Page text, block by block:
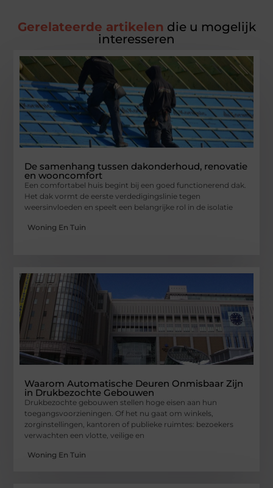
Gerelateerde artikelen die u mogelijk
interesseren
De samenhang tussen dakonderhoud, renovatie
en wooncomfort
Een comfortabel huis begint bij een goed functionerend dak.
Het dak vormt de eerste verdedigingslinie tegen
weersinvloeden en speelt een belangrijke rol in de isolatie
Woning En Tuin
Waarom Automatische Deuren Onmisbaar Zijn
in Drukbezochte Gebouwen
Drukbezochte gebouwen stellen hoge eisen aan hun
toegangsvoorzieningen. Of het nu gaat om winkels,
zorginstellingen, kantoren of publieke ruimtes: bezoekers
verwachten een vlotte, veilige en
Woning En Tuin